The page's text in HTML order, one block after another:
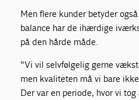
Men flere kunder betyder
balance har de ihærdige
på den hårde måde.
"Vi vil selvfølgelig gerne
men kvaliteten må vi bare
Der var en periode, hvor vi